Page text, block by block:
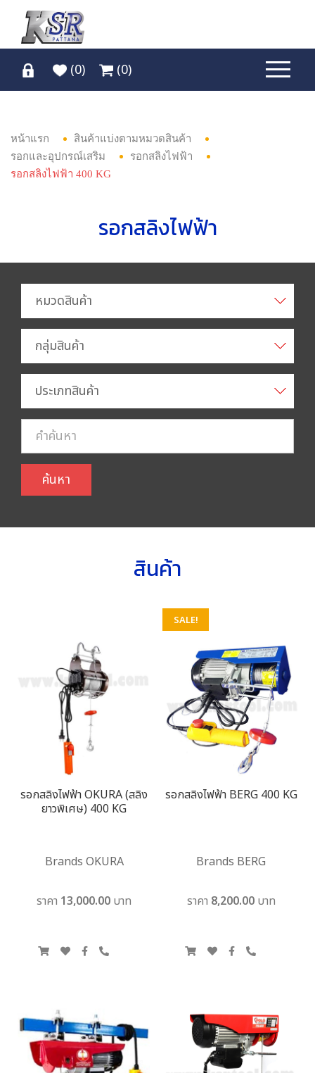
(0) (0)
หน้าแรก
สินค้าแบ่งตามหมวดสินค้า
รอกและอุปกรณ์เสริม
รอกสลิงไฟฟ้า
รอกสลิงไฟฟ้า 400 KG
รอกสลิงไฟฟ้า
หมวดสินค้า
กลุ่มสินค้า
ประเภทสินค้า
ค้นหา
สินค้า
รอกสลิงไฟฟ้า OKURA (สลิง
ยาวพิเศษ) 400 KG
Brands OKURA
ราคา 13,000.00 บาท
SALE!
รอกสลิงไฟฟ้า BERG 400 KG
Brands BERG
ราคา 8,200.00 บาท